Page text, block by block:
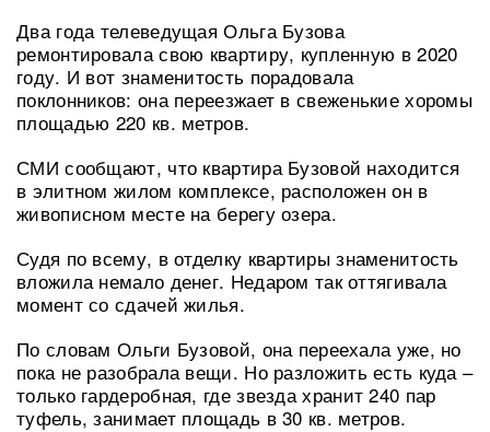
Два года телеведущая Ольга Бузова
ремонтировала свою квартиру, купленную в 2020
году. И вот знаменитость порадовала
поклонников: она переезжает в свеженькие хоромы
площадью 220 кв. метров.
СМИ сообщают, что квартира Бузовой находится
в элитном жилом комплексе, расположен он в
живописном месте на берегу озера.
Судя по всему, в отделку квартиры знаменитость
вложила немало денег. Недаром так оттягивала
момент со сдачей жилья.
По словам Ольги Бузовой, она переехала уже, но
пока не разобрала вещи. Но разложить есть куда –
только гардеробная, где звезда хранит 240 пар
туфель, занимает площадь в 30 кв. метров.